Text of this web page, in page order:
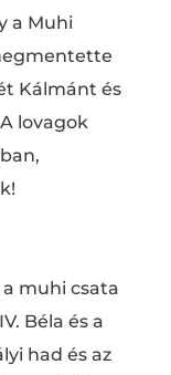
a Muhi
Kálmánt és
lovagok
a muhi csata
Béla és a
had és az